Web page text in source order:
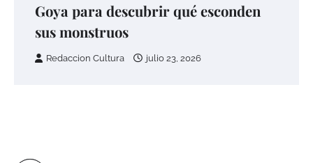
Goya para descubrir qué esconden
sus monstruos
Redaccion Cultura julio 23, 2026